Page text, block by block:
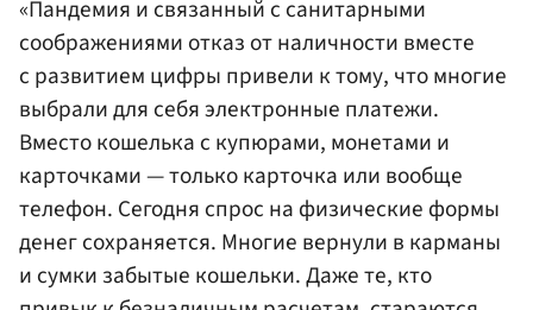
«Пандемия и связанный с санитарными
соображениями отказ от наличности вместе
с развитием цифры привели к тому, что многие
выбрали для себя электронные платежи.
Вместо кошелька с купюрами, монетами и
карточками — только карточка или вообще
телефон. Сегодня спрос на физические формы
денег сохраняется. Многие вернули в карманы
и сумки забытые кошельки. Даже те, кто